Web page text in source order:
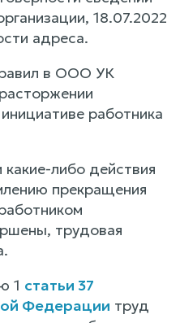
18.07.2022
адреса.
в ООО УК
работника
либо действия
прекращения
трудовая
1 статьи 37
Федерации труд